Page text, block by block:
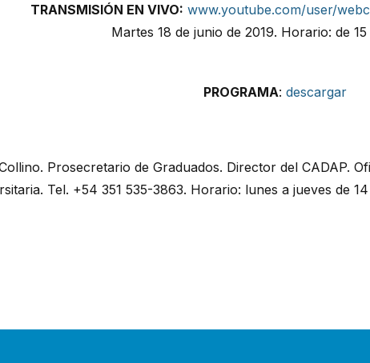
TRANSMISIÓN EN VIVO: www.youtube.com/user/
Martes 18 de junio de 2019. Horario: de
PROGRAMA: descargar
Prosecretario de Graduados. Director del CADAP.
Tel. +54 351 535-3863. Horario: lunes a jueves de 14